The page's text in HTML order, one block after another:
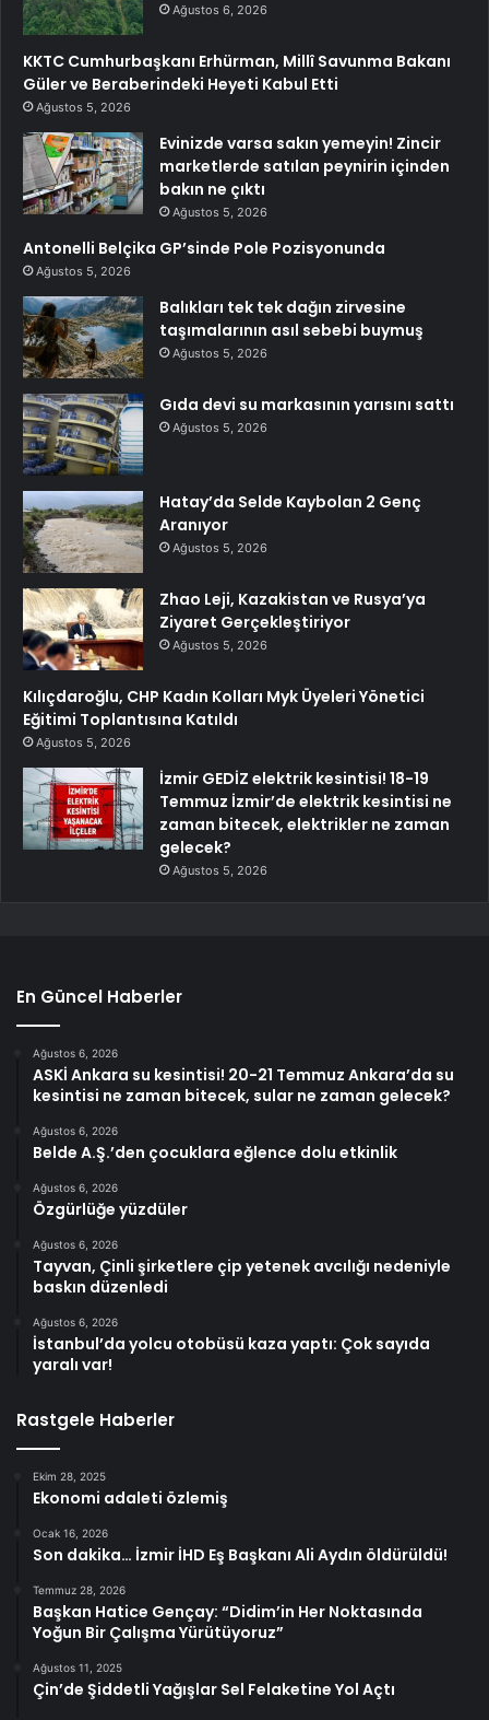
Ağustos 6, 2026
KKTC Cumhurbaşkanı Erhürman, Millî Savunma Bakanı
Güler ve Beraberindeki Heyeti Kabul Etti
Ağustos 5, 2026
Evinizde varsa sakın yemeyin! Zincir
marketlerde satılan peynirin içinden
bakın ne çıktı
Ağustos 5, 2026
Antonelli Belçika GP’sinde Pole Pozisyonunda
Ağustos 5, 2026
Balıkları tek tek dağın zirvesine
taşımalarının asıl sebebi buymuş
Ağustos 5, 2026
Gıda devi su markasının yarısını sattı
Ağustos 5, 2026
Hatay’da Selde Kaybolan 2 Genç
Aranıyor
Ağustos 5, 2026
Zhao Leji, Kazakistan ve Rusya’ya
Ziyaret Gerçekleştiriyor
Ağustos 5, 2026
Kılıçdaroğlu, CHP Kadın Kolları Myk Üyeleri Yönetici
Eğitimi Toplantısına Katıldı
Ağustos 5, 2026
İzmir GEDİZ elektrik kesintisi! 18-19
Temmuz İzmir’de elektrik kesintisi ne
zaman bitecek, elektrikler ne zaman
gelecek?
Ağustos 5, 2026
En Güncel Haberler
Ağustos 6, 2026
ASKİ Ankara su kesintisi! 20-21 Temmuz Ankara’da su
kesintisi ne zaman bitecek, sular ne zaman gelecek?
Ağustos 6, 2026
Belde A.Ş.’den çocuklara eğlence dolu etkinlik
Ağustos 6, 2026
Özgürlüğe yüzdüler
Ağustos 6, 2026
Tayvan, Çinli şirketlere çip yetenek avcılığı nedeniyle
baskın düzenledi
Ağustos 6, 2026
İstanbul’da yolcu otobüsü kaza yaptı: Çok sayıda
yaralı var!
Rastgele Haberler
Ekim 28, 2025
Ekonomi adaleti özlemiş
Ocak 16, 2026
Son dakika… İzmir İHD Eş Başkanı Ali Aydın öldürüldü!
Temmuz 28, 2026
Başkan Hatice Gençay: “Didim’in Her Noktasında
Yoğun Bir Çalışma Yürütüyoruz”
Ağustos 11, 2025
Çin’de Şiddetli Yağışlar Sel Felaketine Yol Açtı